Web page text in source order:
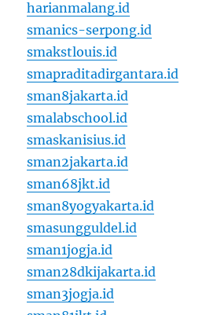
harianmalang.id
smanics-serpong.id
smakstlouis.id
smapraditadirgantara.id
sman8jakarta.id
smalabschool.id
smaskanisius.id
sman2jakarta.id
sman68jkt.id
sman8yogyakarta.id
smasungguldel.id
sman1jogja.id
sman28dkijakarta.id
sman3jogja.id